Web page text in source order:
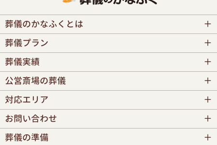
葬儀のかなふくとは
葬儀プラン
葬儀実績
公営斎場の葬儀
対応エリア
お問い合わせ
葬儀の準備